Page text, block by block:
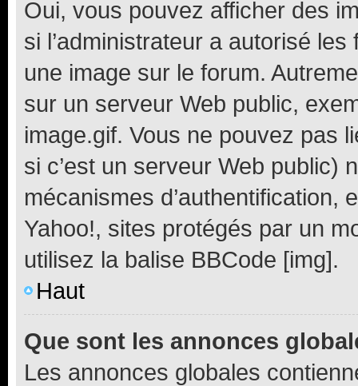
Oui, vous pouvez afficher des
si l’administrateur a autorisé
une image sur le forum.
sur un serveur Web public,
image.gif. Vous ne pouvez pas
si c’est un serveur Web public)
mécanismes d’authentification,
Yahoo!, sites protégés par un
utilisez la balise BBCode [img].
Haut
Que sont les annonces
Les annonces globales